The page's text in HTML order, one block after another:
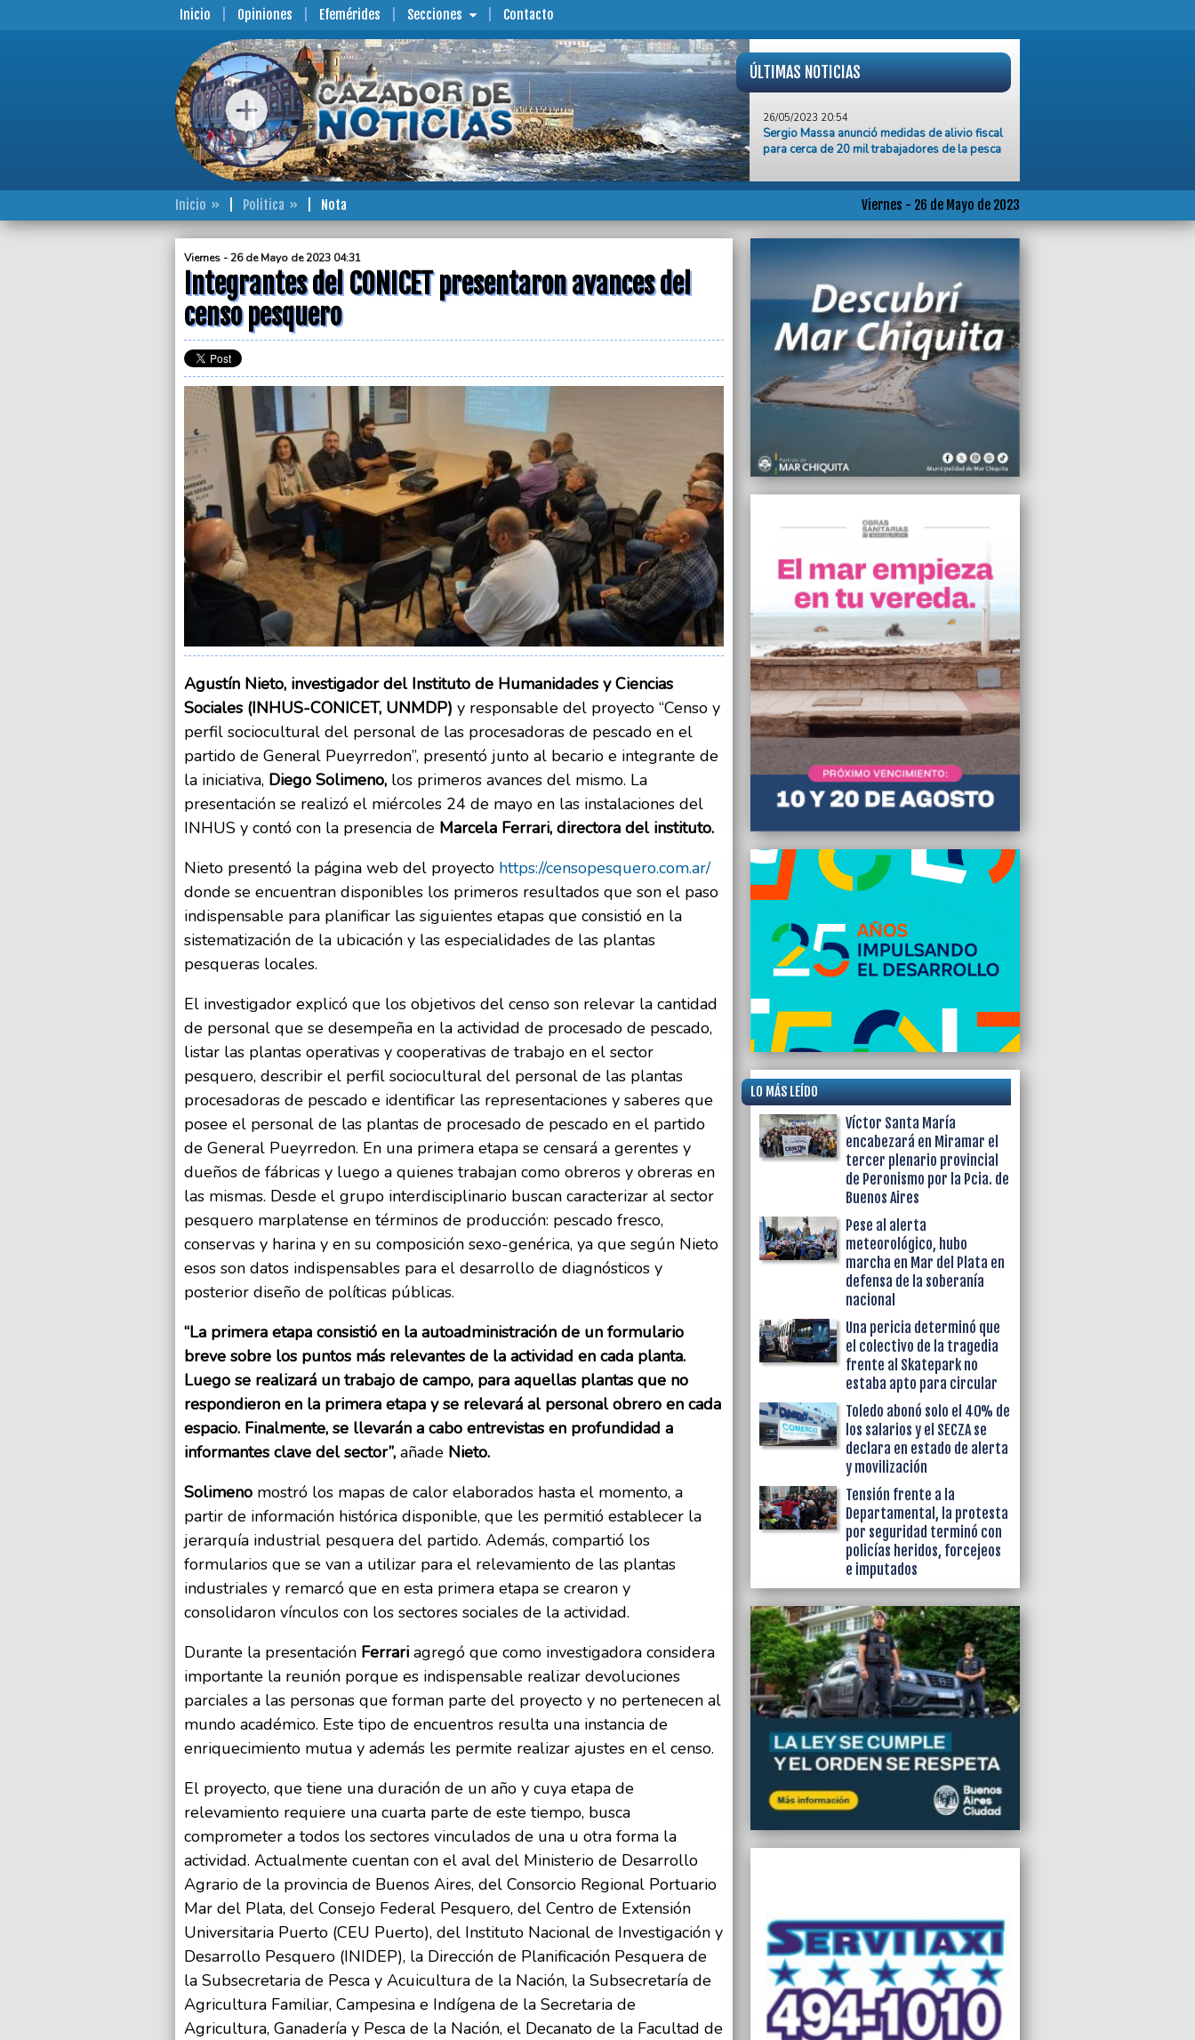
Inicio Opiniones Efemérides Secciones Contacto
ÚLTIMAS NOTICIAS
Sergio Massa anunció medidas de alivio fiscal
para cerca de 20 mil trabajadores de la pesca
Otra vez robaron en el predio del club San
Lorenzo de Mar del Plata
Taxistas rosarinos denuncian caída de viajes
por presencia de apps y se movilizan para
26/05/2023 20:09
La Selección Sub 20 jugó un partidazo y goleó
5 a 0 a Nueva Zelanda
26/05/2023 12:30
La Agrupación 20 de noviembre lanzó la
campaña para las elecciones del STM
Sigue sin conocerse al o los asesinos de la
periodista Griselda Blanco en Corrientes
Peralta Ramos
26/05/2023 08:32
Wado De Pedro lanzó un video en modo
candidato presidencial
26/05/2023 06:13
Murió Daniel Toro, figura destacada del
folclore argentino
26/05/2023 05:32
Robert Kennedy Jr. acusa a EEUU de provocar
la guerra en Ucrania
Viernes - 26 de Mayo de 2023
Inicio Politica Nota
Viernes - 26 de Mayo de 2023 04:31
Integrantes del CONICET presentaron avances del
censo pesquero
Agustín Nieto, investigador del Instituto de Humanidades y Ciencias
Sociales (INHUS-CONICET, UNMDP) y responsable del proyecto “Censo y
perfil sociocultural del personal de las procesadoras de pescado en el
partido de General Pueyrredon”, presentó junto al becario e integrante de
la iniciativa, Diego Solimeno, los primeros avances del mismo. La
presentación se realizó el miércoles 24 de mayo en las instalaciones del
INHUS y contó con la presencia de Marcela Ferrari, directora del instituto.
Nieto presentó la página web del proyecto https://censopesquero.com.ar/
donde se encuentran disponibles los primeros resultados que son el paso
indispensable para planificar las siguientes etapas que consistió en la
sistematización de la ubicación y las especialidades de las plantas
pesqueras locales.
El investigador explicó que los objetivos del censo son relevar la cantidad
de personal que se desempeña en la actividad de procesado de pescado,
listar las plantas operativas y cooperativas de trabajo en el sector
pesquero, describir el perfil sociocultural del personal de las plantas
procesadoras de pescado e identificar las representaciones y saberes que
posee el personal de las plantas de procesado de pescado en el partido
de General Pueyrredon. En una primera etapa se censará a gerentes y
dueños de fábricas y luego a quienes trabajan como obreros y obreras en
las mismas. Desde el grupo interdisciplinario buscan caracterizar al sector
pesquero marplatense en términos de producción: pescado fresco,
conservas y harina y en su composición sexo-genérica, ya que según Nieto
esos son datos indispensables para el desarrollo de diagnósticos y
posterior diseño de políticas públicas.
“La primera etapa consistió en la autoadministración de un formulario
breve sobre los puntos más relevantes de la actividad en cada planta.
Luego se realizará un trabajo de campo, para aquellas plantas que no
respondieron en la primera etapa y se relevará al personal obrero en cada
espacio. Finalmente, se llevarán a cabo entrevistas en profundidad a
informantes clave del sector”, añade Nieto.
Solimeno mostró los mapas de calor elaborados hasta el momento, a
partir de información histórica disponible, que les permitió establecer la
jerarquía industrial pesquera del partido. Además, compartió los
formularios que se van a utilizar para el relevamiento de las plantas
industriales y remarcó que en esta primera etapa se crearon y
consolidaron vínculos con los sectores sociales de la actividad.
Durante la presentación Ferrari agregó que como investigadora considera
importante la reunión porque es indispensable realizar devoluciones
parciales a las personas que forman parte del proyecto y no pertenecen al
mundo académico. Este tipo de encuentros resulta una instancia de
enriquecimiento mutua y además les permite realizar ajustes en el censo.
El proyecto, que tiene una duración de un año y cuya etapa de
relevamiento requiere una cuarta parte de este tiempo, busca
comprometer a todos los sectores vinculados de una u otra forma la
actividad. Actualmente cuentan con el aval del Ministerio de Desarrollo
Agrario de la provincia de Buenos Aires, del Consorcio Regional Portuario
Mar del Plata, del Consejo Federal Pesquero, del Centro de Extensión
Universitaria Puerto (CEU Puerto), del Instituto Nacional de Investigación y
Desarrollo Pesquero (INIDEP), la Dirección de Planificación Pesquera de
la Subsecretaria de Pesca y Acuicultura de la Nación, la Subsecretaría de
Agricultura Familiar, Campesina e Indígena de la Secretaria de
Agricultura, Ganadería y Pesca de la Nación, el Decanato de la Facultad de
LO MÁS LEÍDO
Víctor Santa María
encabezará en Miramar el
tercer plenario provincial
de Peronismo por la Pcia. de
Buenos Aires
Pese al alerta
meteorológico, hubo
marcha en Mar del Plata en
defensa de la soberanía
nacional
Una pericia determinó que
el colectivo de la tragedia
frente al Skatepark no
estaba apto para circular
Toledo abonó solo el 40% de
los salarios y el SECZA se
declara en estado de alerta
y movilización
Tensión frente a la
Departamental, la protesta
por seguridad terminó con
policías heridos, forcejeos
e imputados